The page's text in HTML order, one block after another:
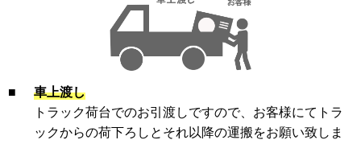
■
車上渡し
トラック荷台でのお引渡しですので、お客様にてトラ
ックからの荷下ろしとそれ以降の運搬をお願い致しま